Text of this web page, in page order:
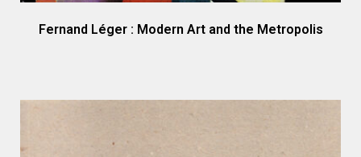
Fernand Léger : Modern Art and the Metropolis